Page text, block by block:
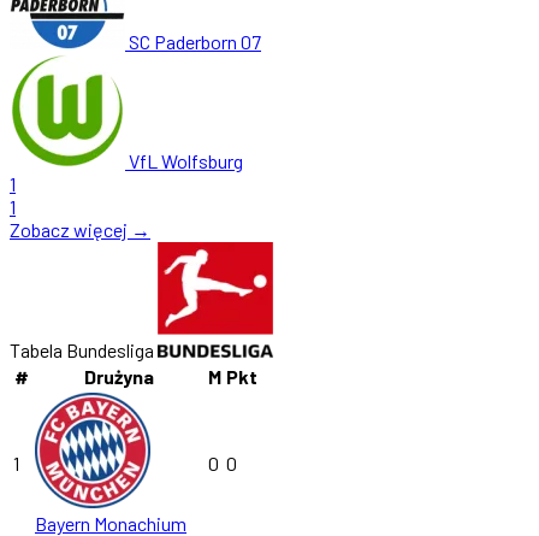
SC Paderborn 07
VfL Wolfsburg
1
1
Zobacz więcej →
Tabela Bundesliga
#
Drużyna M Pkt
1
Bayern Monachium
0 0